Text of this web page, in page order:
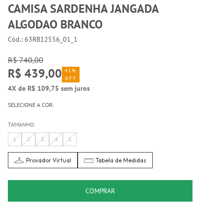
CAMISA SARDENHA JANGADA
ALGODAO BRANCO
Cód.: 63RB12556_01_1
R$ 740,00
R$ 439,00 41%
OFF
4X de R$ 109,75 sem juros
SELECIONE A COR:
TAMANHO:
1
2 3 4 5
Provador Virtual Tabela de Medidas
COMPRAR